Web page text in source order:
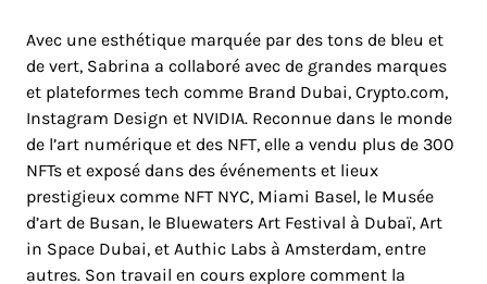
Avec une esthétique marquée par des tons de bleu et
de vert, Sabrina a collaboré avec de grandes marques
et plateformes tech comme Brand Dubai, Crypto.com,
Instagram Design et NVIDIA. Reconnue dans le monde
de l’art numérique et des NFT, elle a vendu plus de 300
NFTs et exposé dans des événements et lieux
prestigieux comme NFT NYC, Miami Basel, le Musée
d’art de Busan, le Bluewaters Art Festival à Dubaï, Art
in Space Dubai, et Authic Labs à Amsterdam, entre
autres. Son travail en cours explore comment la